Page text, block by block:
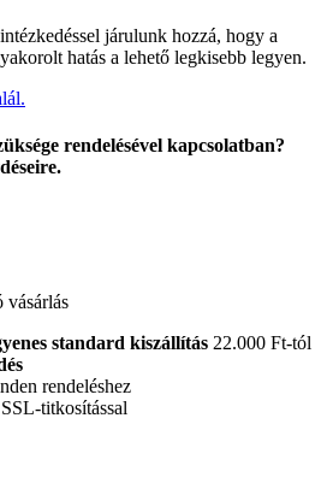
járulunk hozzá, hogy a
hatás a lehető legkisebb legyen.
rendelésével kapcsolatban?
vásárlás
standard kiszállítás 22.000 Ft-tól
rendeléshez
SSL-titkosítással